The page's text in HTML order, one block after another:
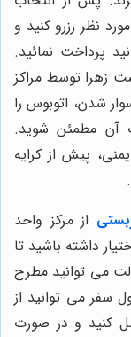
نظر رزرو کنید و
پرداخت نمائید.
زهرا توسط مراکز
شدن، اتوبوس را
آن مطمئن شوید.
پیش از کرایه
از مرکز واحد
داشته باشید تا
می توانید مطرح
سفر می توانید از
کنید و در صورت